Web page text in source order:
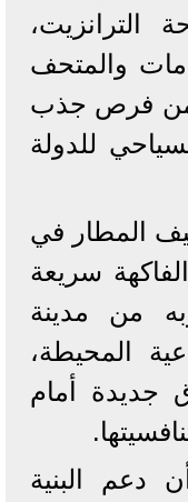
الترانزيت،
والمتحف
من فرص جذب
للدولة
المطار في
سريعة
من مدينة
المحيطة،
جديدة أمام
دعم البنية